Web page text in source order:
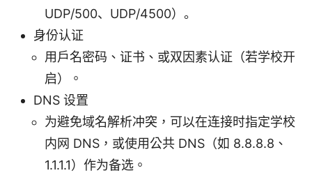
UDP/500、UDP/4500）。
身份认证
用户名密码、证书、或双因素认证（若学校开
启）。
DNS 设置
为避免域名解析冲突，可以在连接时指定学校
内网 DNS，或使用公共 DNS（如 8.8.8.8、
1.1.1.1）作为备选。